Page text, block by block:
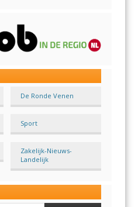
De Ronde Venen
Sport
Zakelijk-Nieuws-
Landelijk